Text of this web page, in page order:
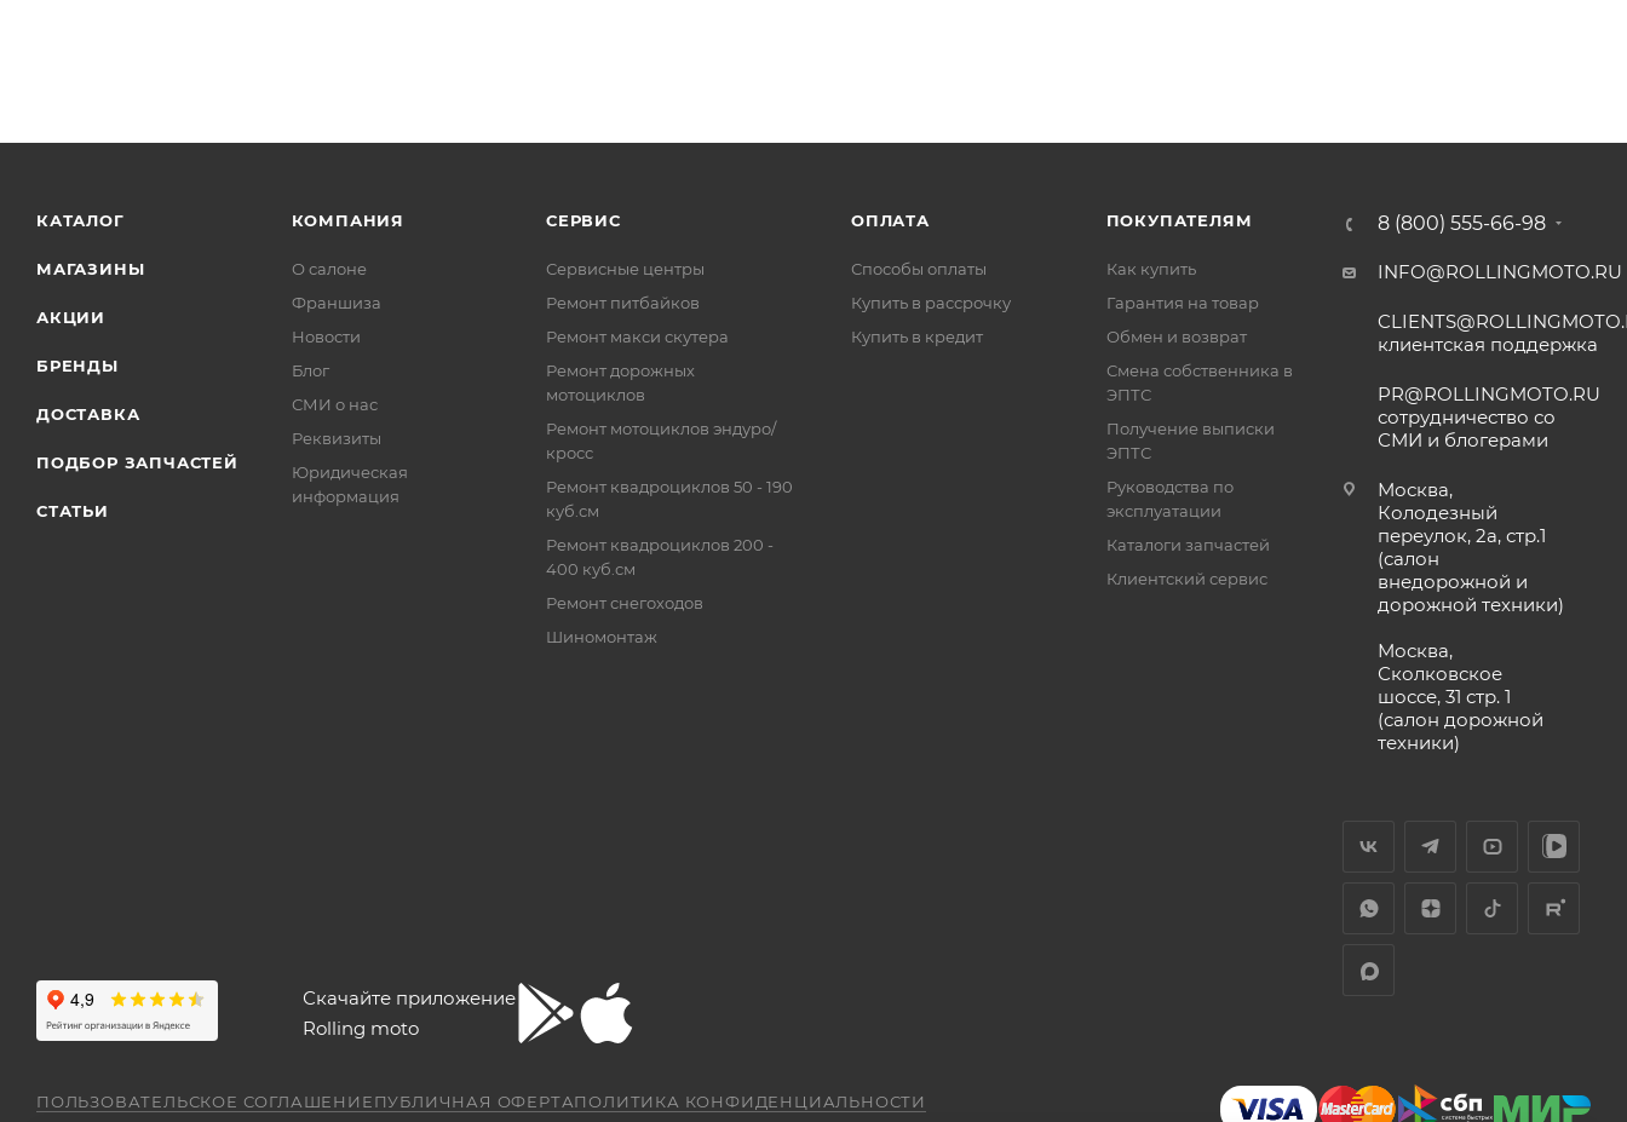
КАТАЛОГ
МАГАЗИНЫ
АКЦИИ
БРЕНДЫ
ДОСТАВКА
ПОДБОР ЗАПЧАСТЕЙ
СТАТЬИ
КОМПАНИЯ
О салоне
Франшиза
Новости
Блог
СМИ о нас
Реквизиты
Юридическая
информация
СЕРВИС
Сервисные центры
Ремонт питбайков
Ремонт макси скутера
Ремонт дорожных
мотоциклов
Ремонт мотоциклов эндуро/
кросс
Ремонт квадроциклов 50 - 190
куб.см
Ремонт квадроциклов 200 -
400 куб.см
Ремонт снегоходов
Шиномонтаж
ОПЛАТА
Способы оплаты
Купить в рассрочку
Купить в кредит
ПОКУПАТЕЛЯМ
Как купить
Гарантия на товар
Обмен и возврат
Смена собственника в
ЭПТС
Получение выписки
ЭПТС
Руководства по
эксплуатации
Каталоги запчастей
Клиентский сервис
8 (800) 555-66-98
INFO@ROLLINGMOTO.RU
клиентская поддержка
PR@ROLLINGMOTO.RU
сотрудничество со
СМИ и блогерами
Москва,
Колодезный
переулок, 2а, стр.1
(салон
внедорожной и
дорожной техники)
Москва,
Сколковское
шоссе, 31 стр. 1
(салон дорожной
техники)
Скачайте приложение
Rolling moto
ПОЛЬЗОВАТЕЛЬСКОЕ СОГЛАШЕНИЕПУБЛИЧНАЯ ОФЕРТАПОЛИТИКА КОНФИДЕНЦИАЛЬНОСТИ